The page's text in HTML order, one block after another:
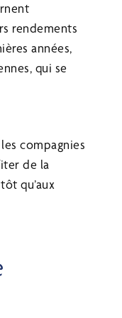
rendements
années,
qui se
compagnies
de la
qu’aux